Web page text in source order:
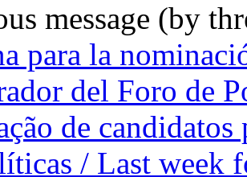
message (by
para la
del Foro de
de
/ Last week